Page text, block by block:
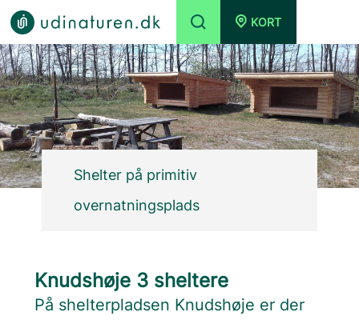
KORT
Shelter på primitiv
overnatningsplads
Knudshøje 3 sheltere
På shelterpladsen Knudshøje er der